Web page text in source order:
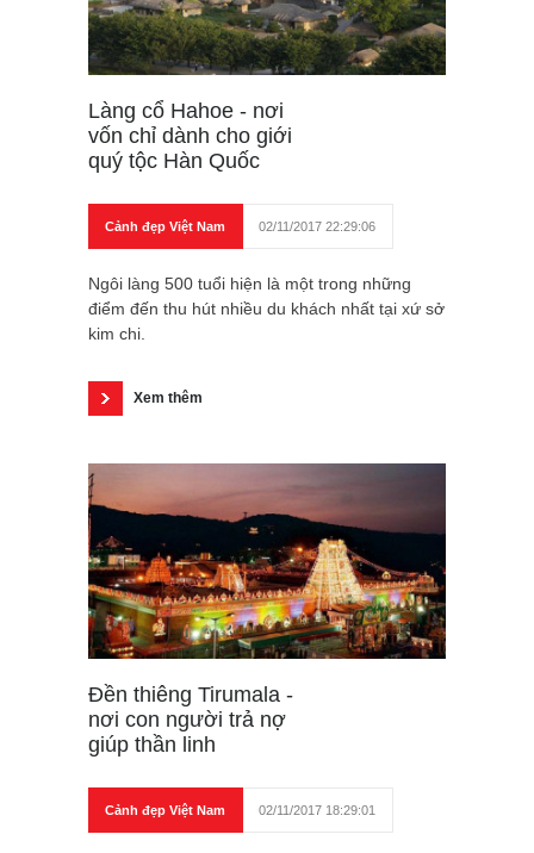
Làng cổ Hahoe - nơi
vốn chỉ dành cho giới
quý tộc Hàn Quốc
Cảnh đẹp Việt Nam 02/11/2017 22:29:06
Ngôi làng 500 tuổi hiện là một trong những
điểm đến thu hút nhiều du khách nhất tại xứ sở
kim chi.
Xem thêm
Đền thiêng Tirumala -
nơi con người trả nợ
giúp thần linh
Cảnh đẹp Việt Nam 02/11/2017 18:29:01